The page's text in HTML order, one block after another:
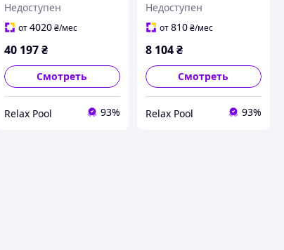
76489
Недоступен
от4020 ₴/мес
40 197 ₴
Смотреть
Relax Pool 93%
- 50555
Недоступен
от810₴/мес
8 104₴
Смотреть
Relax Pool 93%